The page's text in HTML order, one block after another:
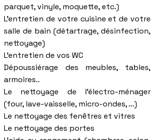
parquet, vinyle, moquette, etc.)
L'entretien de votre cuisine et de votre
salle de bain (détartrage, désinfection,
nettoyage)
L'entretien de vos WC
Dépoussiérage des meubles, tables,
armoires..
Le nettoyage de l'électro-ménager
(four, lave-vaisselle, micro-ondes, ...)
Le nettoyage des fenêtres et vitres
Le nettoyage des portes